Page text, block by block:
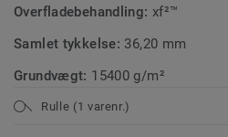
Overfladebehandling: xf²™
Samlet tykkelse: 36,20 mm
Grundvægt: 15400 g/m²
Rulle (1 varenr.)